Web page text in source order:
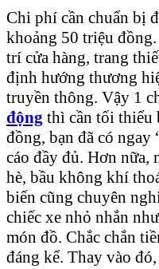
Chi phí cần chuẩn bị
khoảng 50 triệu
trí cửa hàng, trang
định hướng thương
truyền thông. Vậy 1
động thì cần tối thiểu
đồng, bạn đã có ngay
cáo đầy đủ. Hơn nữa,
hè, bầu không khí
biến cũng chuyên
chiếc xe nhỏ nhắn
món đồ. Chắc chắn
đáng kể. Thay vào